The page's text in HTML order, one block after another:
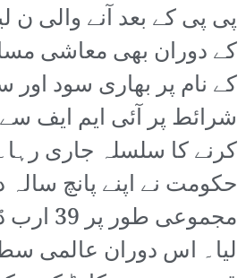
پی پی کے بعد آنے والی
کے دوران بھی معاشی
کے نام پر بھاری سود
شرائط پر آئی ایم ایف
کرنے کا سلسلہ جاری
حکومت نے اپنے پانچ سالہ
مجموعی
لیا۔ اس دوران عالمی